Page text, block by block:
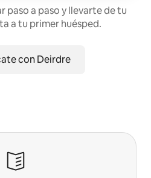
paso a paso y llevarte de tu
a tu primer huésped.
con Deirdre